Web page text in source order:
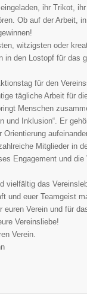
ihr Trikot,
Ob auf der Arbeit,
witzigsten oder
in den Lostopf für das
für den
tägliche Arbeit für
Menschen
und Inklusion“. Er
Mitglieder in
Engagement und
vielfältig das
und euer Teamgeist
Verein und für
Vereinsliebe!
Verein.